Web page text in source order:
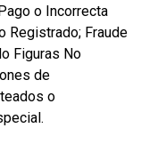
o Incorrecta
Registrado; Fraude
Figuras No
de
o